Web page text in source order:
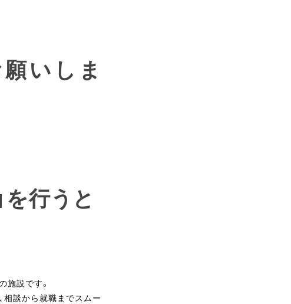
いしま
を行うと
施設です。
談から就職までスムー